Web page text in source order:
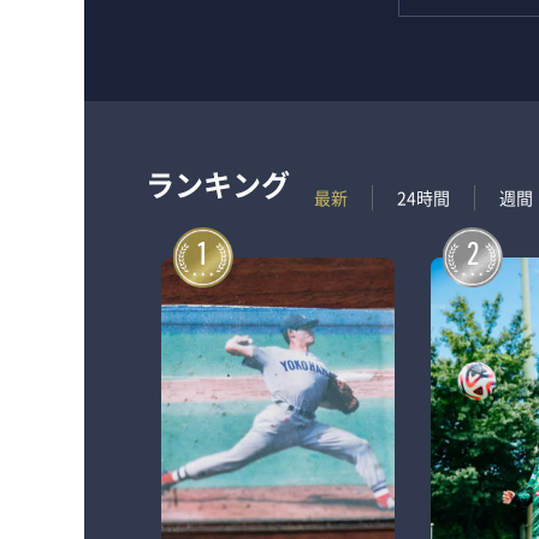
ランキング 最新 24時間 週間
1 2